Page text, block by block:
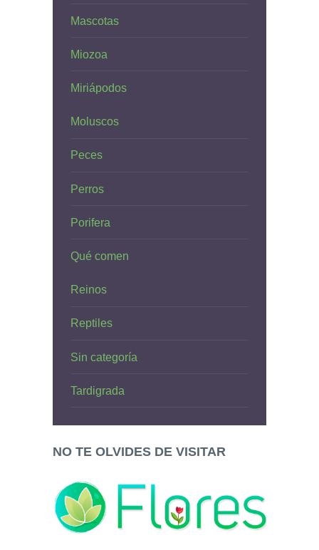
Mascotas
Miozoa
Miriápodos
Moluscos
Peces
Perros
Porifera
Qué comen
Reinos
Reptiles
Sin categoría
Tardigrada
NO TE OLVIDES DE VISITAR